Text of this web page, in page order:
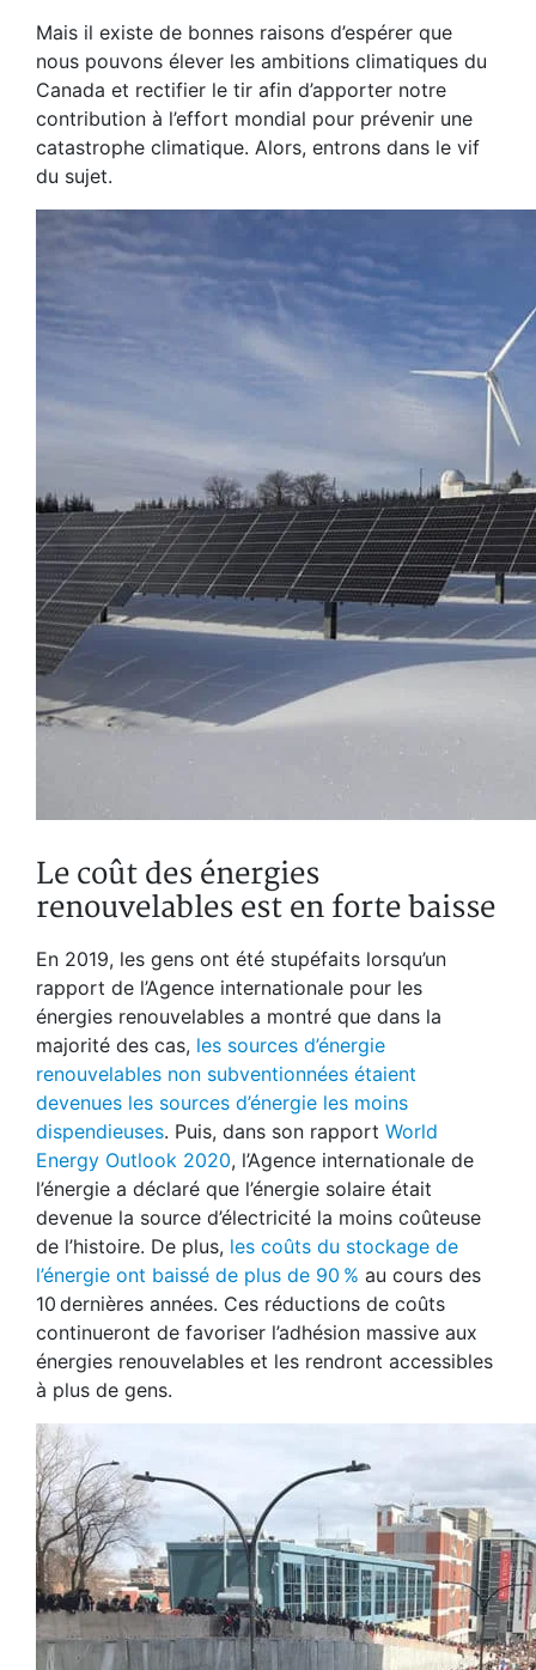
Mais il existe de bonnes raisons d’espérer que
nous pouvons élever les ambitions climatiques du
Canada et rectifier le tir afin d’apporter notre
contribution à l’effort mondial pour prévenir une
catastrophe climatique. Alors, entrons dans le vif
du sujet.
Le coût des énergies
renouvelables est en forte baisse
En 2019, les gens ont été stupéfaits lorsqu’un
rapport de l’Agence internationale pour les
énergies renouvelables a montré que dans la
majorité des cas, les sources d’énergie
renouvelables non subventionnées étaient
devenues les sources d’énergie les moins
dispendieuses. Puis, dans son rapport World
Energy Outlook 2020, l’Agence internationale de
l’énergie a déclaré que l’énergie solaire était
devenue la source d’électricité la moins coûteuse
de l’histoire. De plus, les coûts du stockage de
l’énergie ont baissé de plus de 90 % au cours des
10 dernières années. Ces réductions de coûts
continueront de favoriser l’adhésion massive aux
énergies renouvelables et les rendront accessibles
à plus de gens.